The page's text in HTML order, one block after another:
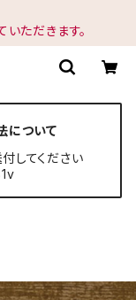
ただきます。
について
してください